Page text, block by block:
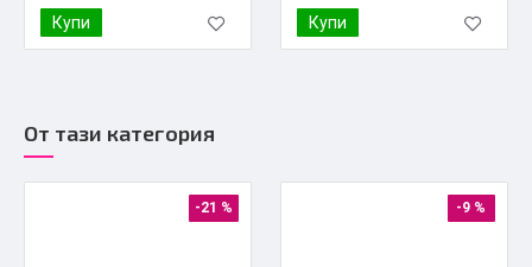
Купи Купи
От тази категория
-21 % -9 %